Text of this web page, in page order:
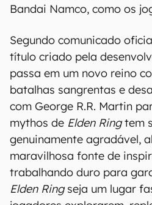
Bandai Namco, como os
Segundo comunicado
título criado pela
passa em um novo reino
batalhas sangrentas e
com George R.R. Martin
mythos de Elden Ringtem
genuinamente agradável,
maravilhosa fonte de
trabalhando duro para
Elden Ringseja um lugar